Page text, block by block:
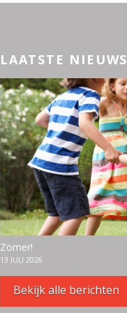
LAATSTE NIEUWS
Zomer!
13 JULI 2026
Bekijk alle berichten